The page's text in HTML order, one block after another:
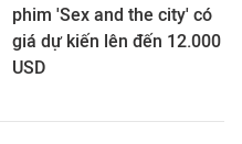
phim 'Sex and the city' có
giá dự kiến lên đến 12.000
USD